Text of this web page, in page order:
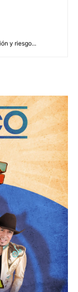
y riesgo...